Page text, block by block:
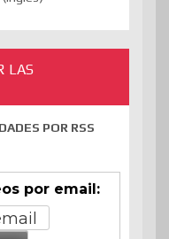
LAS
POR RSS
por email: